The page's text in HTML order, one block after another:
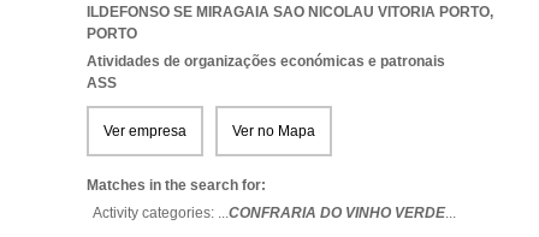
ILDEFONSO SE MIRAGAIA SAO NICOLAU VITORIA PORTO,
PORTO
Atividades de organizações económicas e patronais
ASS
Ver empresa Ver no Mapa
Matches in the search for:
Activity categories: ...CONFRARIA DO VINHO VERDE...